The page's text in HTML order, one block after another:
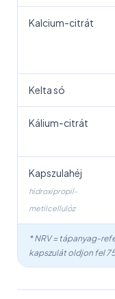
Kalcium-citrát
Kelta só
Kálium-citrát
Kapszulahéj
hidroxipropil-
metilcellulóz
* NRV = tápanyag-
kapszulát oldjon fel